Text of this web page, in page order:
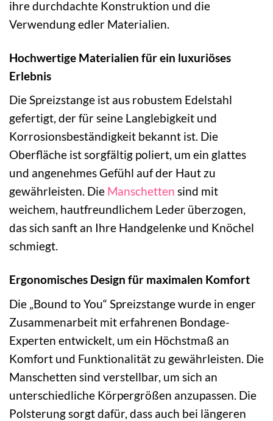
ihre durchdachte Konstruktion und die
Verwendung edler Materialien.
Hochwertige Materialien für ein luxuriöses
Erlebnis
Die Spreizstange ist aus robustem Edelstahl
gefertigt, der für seine Langlebigkeit und
Korrosionsbeständigkeit bekannt ist. Die
Oberfläche ist sorgfältig poliert, um ein glattes
und angenehmes Gefühl auf der Haut zu
gewährleisten. Die Manschetten sind mit
weichem, hautfreundlichem Leder überzogen,
das sich sanft an Ihre Handgelenke und Knöchel
schmiegt.
Ergonomisches Design für maximalen Komfort
Die „Bound to You“ Spreizstange wurde in enger
Zusammenarbeit mit erfahrenen Bondage-
Experten entwickelt, um ein Höchstmaß an
Komfort und Funktionalität zu gewährleisten. Die
Manschetten sind verstellbar, um sich an
unterschiedliche Körpergrößen anzupassen. Die
Polsterung sorgt dafür, dass auch bei längeren